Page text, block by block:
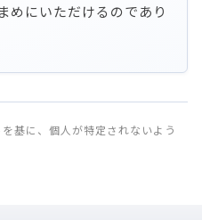
めにいただけるのであり
基に、個人が特定されないよう